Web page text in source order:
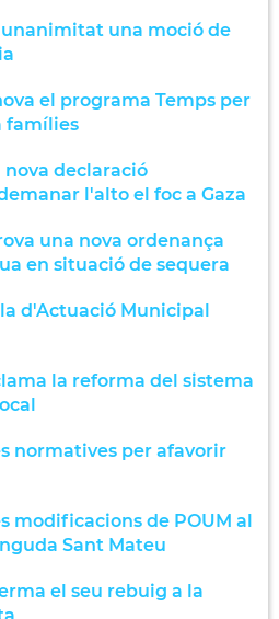
unanimitat una moció de
el programa Temps per
famílies
nova declaració
l'alto el foc a Gaza
una nova ordenança
en situació de sequera
d'Actuació Municipal
la reforma del sistema
normatives per afavorir
modificacions de POUM al
Sant Mateu
el seu rebuig a la